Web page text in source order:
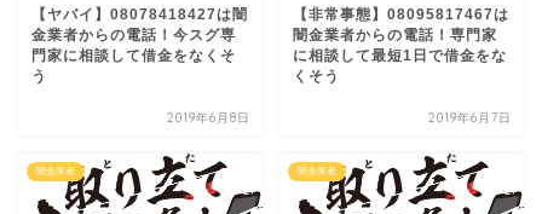
【ヤバイ】08078418427は闇
金業者からの電話！今スグ専
門家に相談して借金をなくそ
う
2019年6月8日
【非常事態】08095817467は
闇金業者からの電話！専門家
に相談して最短1日で借金をな
くそう
2019年6月7日
闇金業者 闇金業者